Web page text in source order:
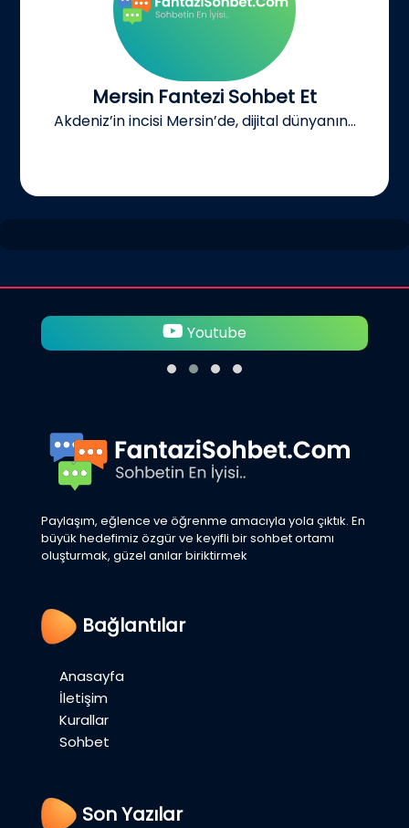
Mersin Fantezi Sohbet Et
Akdeniz’in incisi Mersin’de, dijital dünyanın...
Youtube
Paylaşım, eğlence ve öğrenme amacıyla yola çıktık. En
büyük hedefimiz özgür ve keyifli bir sohbet ortamı
oluşturmak, güzel anılar biriktirmek
Bağlantılar
Anasayfa
İletişim
Kurallar
Sohbet
Son Yazılar